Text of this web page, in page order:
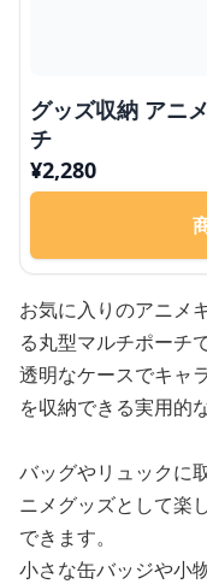
グッズ収納 アニ
チ
¥2,280
お気に入りのアニメ
る丸型マルチポーチで
透明なケースでキャ
を収納できる実用的
バッグやリュックに
ニメグッズとして楽
できます。
小さな缶バッジや小